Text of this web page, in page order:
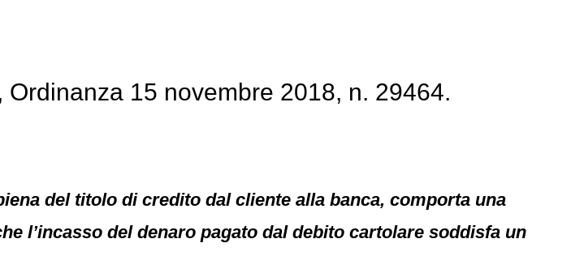
15 novembre 2018, n. 29464.
del titolo di credito dal cliente alla banca, comporta una
l’incasso del denaro pagato dal debito cartolare soddisfa un